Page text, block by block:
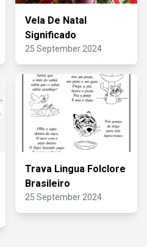
Vela De Natal
Significado
25 September 2024
Trava Lingua Folclore
Brasileiro
25 September 2024